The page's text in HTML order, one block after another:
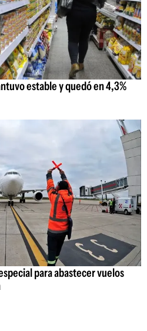
estable y quedó en 4,3%
para abastecer vuelos